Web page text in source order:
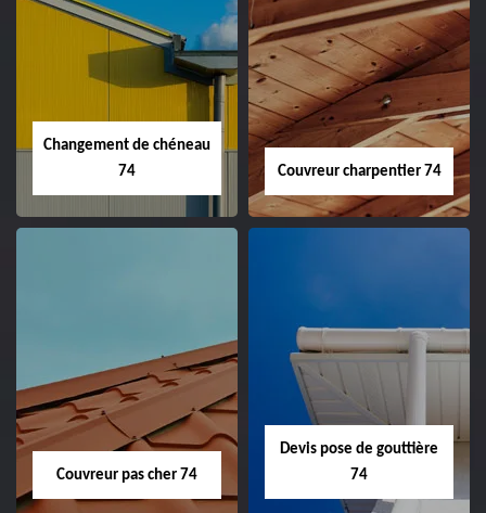
Changement de chéneau
74
Couvreur charpentier 74
Couvreur pas cher 74
Devis pose de gouttière
74